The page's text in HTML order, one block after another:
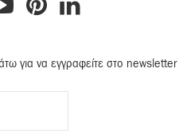
για να εγγραφείτε στο newsletter